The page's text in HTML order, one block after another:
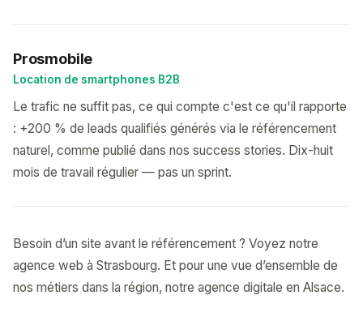
Prosmobile
Location de smartphones B2B
Le trafic ne suffit pas, ce qui compte c'est ce qu'il rapporte
: +200 % de leads qualifiés générés via le référencement
naturel, comme publié dans nos success stories. Dix-huit
mois de travail régulier — pas un sprint.
Besoin d’un site avant le référencement ? Voyez notre
agence web à Strasbourg. Et pour une vue d’ensemble de
nos métiers dans la région, notre agence digitale en Alsace.